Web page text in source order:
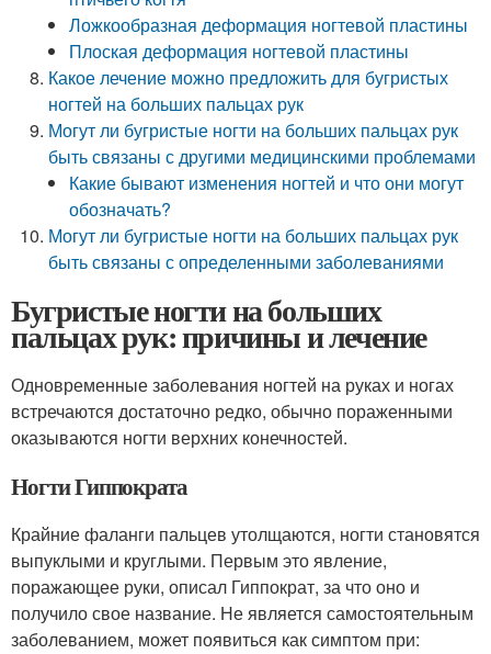
Ложкообразная деформация ногтевой пластины
Плоская деформация ногтевой пластины
Какое лечение можно предложить для бугристых
ногтей на больших пальцах рук
Могут ли бугристые ногти на больших пальцах рук
быть связаны с другими медицинскими проблемами
Какие бывают изменения ногтей и что они могут
обозначать?
Могут ли бугристые ногти на больших пальцах рук
быть связаны с определенными заболеваниями
Бугристые ногти на больших
пальцах рук: причины и лечение
Одновременные заболевания ногтей на руках и ногах
встречаются достаточно редко, обычно пораженными
оказываются ногти верхних конечностей.
Ногти Гиппократа
Крайние фаланги пальцев утолщаются, ногти становятся
выпуклыми и круглыми. Первым это явление,
поражающее руки, описал Гиппократ, за что оно и
получило свое название. Не является самостоятельным
заболеванием, может появиться как симптом при: